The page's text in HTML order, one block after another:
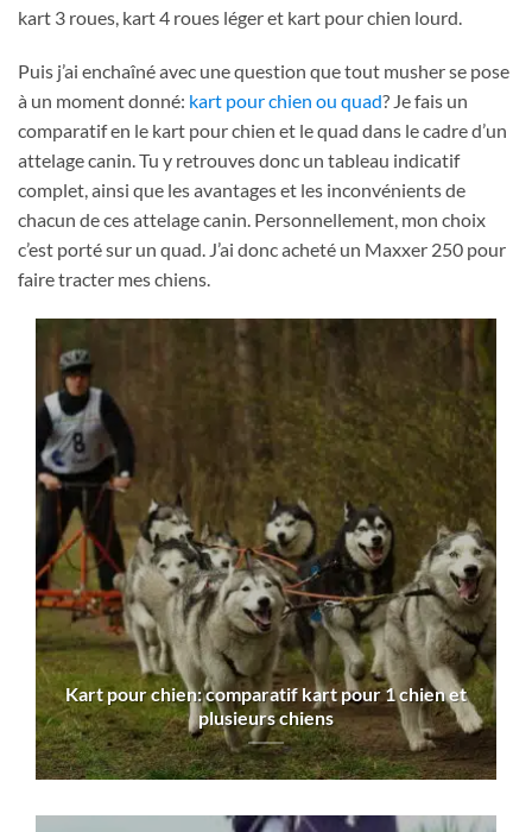
kart 3 roues, kart 4 roues léger et kart pour chien lourd.
Puis j’ai enchaîné avec une question que tout musher se pose
à un moment donné: kart pour chien ou quad? Je fais un
comparatif en le kart pour chien et le quad dans le cadre d’un
attelage canin. Tu y retrouves donc un tableau indicatif
complet, ainsi que les avantages et les inconvénients de
chacun de ces attelage canin. Personnellement, mon choix
c’est porté sur un quad. J’ai donc acheté un Maxxer 250 pour
faire tracter mes chiens.
Kart pour chien: comparatif kart pour 1 chien et
plusieurs chiens